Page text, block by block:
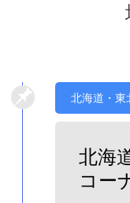
北海道・東
北海
コー